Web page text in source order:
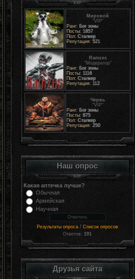
Мировой
"VIP"
Ранг: Бог зоны
Посты: 1857
Пол: Сталкер
Репутация: 521
Ramzes
"Модератор"
Ранг: Бог зоны
Посты: 1116
Пол: Сталкер
Репутация: 112
Червь
"VIP"
Ранг: Бог зоны
Посты: 875
Пол: Сталкер
Репутация: 250
Наш опрос
Какая аптечка лучше?
Обычная
Армейская
Научная
Результаты опроса / Список опросов
Ответов:191
Друзья сайта